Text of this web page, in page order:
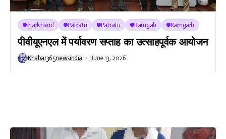
Jharkhand Patratu Patratu Ramgah Ramgarh
पीवीयूएनएल में पर्यावरण सप्ताह का उत्साहपूर्वक आयोजन
Khabar365newsindia June 13, 2026